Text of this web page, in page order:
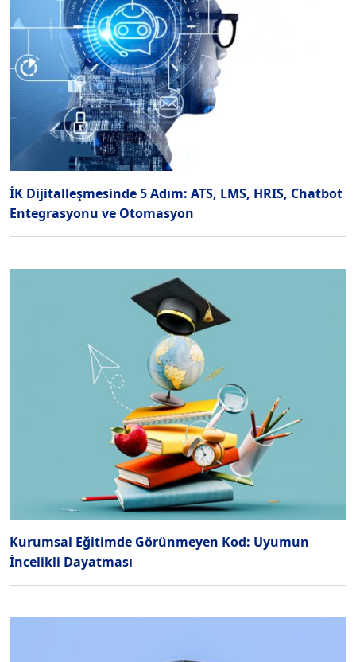
İK Dijitalleşmesinde 5 Adım: ATS, LMS, HRIS, Chatbot
Entegrasyonu ve Otomasyon
Kurumsal Eğitimde Görünmeyen Kod: Uyumun
İncelikli Dayatması